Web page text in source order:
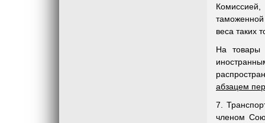
веса таких
На товары
абзацем
7.
членом